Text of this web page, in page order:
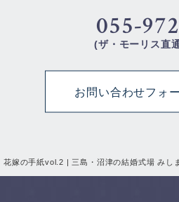
花嫁の手紙vol.2 | 三島・沼津の結婚式場 みし
055-
(ザ・モーリス直
お問い合わせフォ